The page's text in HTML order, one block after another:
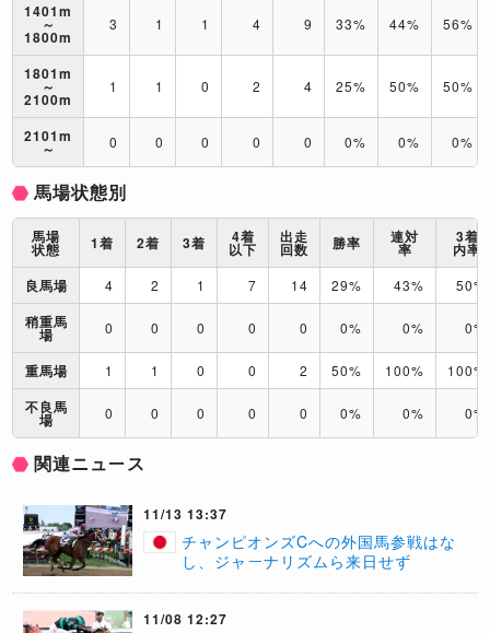
1401m
～
1800m
3 1 1 4 9 33% 44% 56%
1801m
～
2100m
1 1 0 2 4 25% 50% 50%
2101m
～ 0 0 0 0 0 0% 0% 0%
馬場状態別
馬場
状態 1着 2着 3着 4着
以下
出走
回数 勝率 連対
率
3着
内率
良馬場
4 2 1 7 14 29% 43% 50%
稍重馬
場 0 0 0 0 0 0% 0% 0%
重馬場 1 1 0 0 2 50% 100% 100%
不良馬
場 0 0 0 0 0 0% 0% 0%
関連ニュース
11/13 13:37
​チャンピオンズCへの外国馬参戦はな
し、ジャーナリズムら来日せず
11/08 12:27